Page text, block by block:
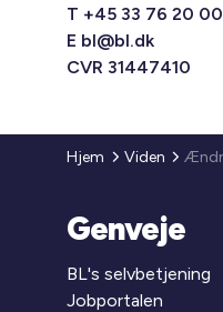
T +45 33 76 20 00
E bl@bl.dk
CVR 31447410
Hjem Viden
Genveje
BL's selvbetjening
Jobportalen